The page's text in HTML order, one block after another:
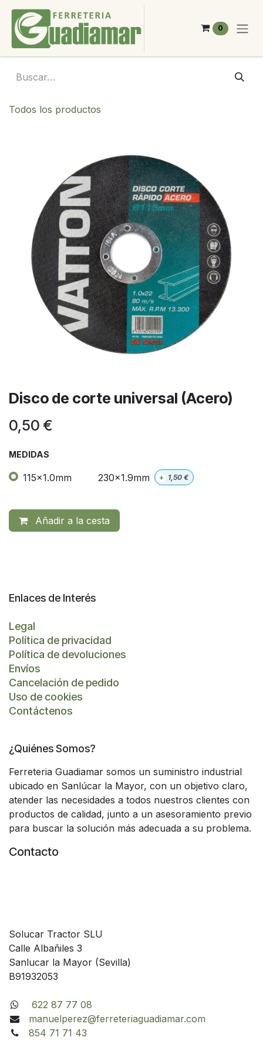
Ir al contenido
0
Todos los productos
Disco de corte universal (Acero)
0,50 €
MEDIDAS
115x1.0mm 230x1.9mm + 1,50 €
Añadir a la cesta
Enlaces de Interés
Legal
Política de privacidad
Política de devoluciones
Envíos
Cancelación de pedido
Uso de cookies
Contáctenos
¿Quiénes Somos?
Ferreteria Guadiamar somos un suministro industrial
ubicado en Sanlúcar la Mayor, con un objetivo claro,
atender las necesidades a todos nuestros clientes con
productos de calidad, junto a un asesoramiento previo
para buscar la solución más adecuada a su problema.
Contacto
Solucar Tractor SLU
Calle Albañiles 3
Sanlucar la Mayor (Sevilla)
B91932053
622 87 77 08
manuelperez@ferreteriaguadiamar.com
854 71 71 43